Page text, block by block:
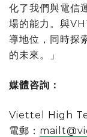
化了我們與電信
場的能力。與
導地位，同時探
的未來。」
媒體咨詢：
Viettel High
電郵：